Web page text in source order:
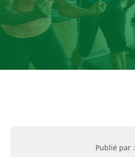
Publié par :